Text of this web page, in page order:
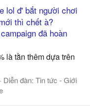
lol đ' bắt người chơi
thì chết à?
đã hoàn
là tằn thêm dựa trên
Diễn đàn: Tin tức - Giới